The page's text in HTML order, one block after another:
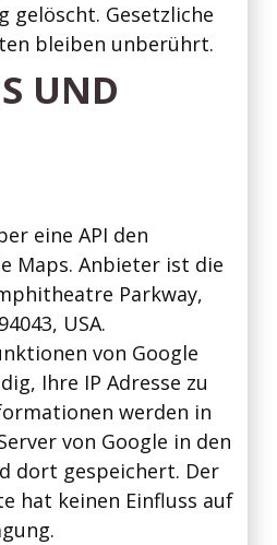
gelöscht. Gesetzliche
bleiben unberührt.
UND
eine API den
Maps. Anbieter ist die
Parkway,
USA.
von Google
Ihre IP Adresse zu
werden in
von Google in den
dort gespeichert. Der
hat keinen Einfluss auf